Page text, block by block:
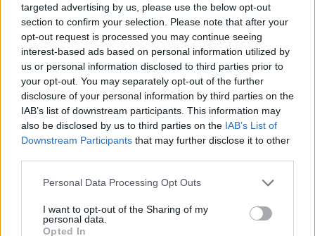
targeted advertising by us, please use the below opt-out
section to confirm your selection. Please note that after your
opt-out request is processed you may continue seeing
interest-based ads based on personal information utilized by
us or personal information disclosed to third parties prior to
your opt-out. You may separately opt-out of the further
disclosure of your personal information by third parties on the
IAB’s list of downstream participants. This information may
also be disclosed by us to third parties on the IAB’s List of
Downstream Participants that may further disclose it to other
Personal Data Processing Opt Outs
I want to opt-out of the Sharing of my
personal data.
Opted In
Hibrid elektromos autókat hozna a NIO
Európába
Eriqo - 2024-11-05 0 hozzászólás